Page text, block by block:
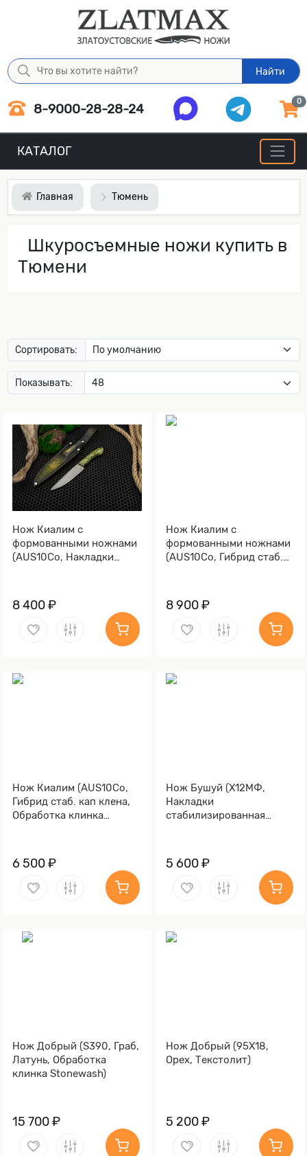
Найти
8-9000-28-28-24 0
КАТАЛОГ
Главная Тюмень
Шкуросъемные ножи купить в
Тюмени
Сортировать:
Показывать:
Нож Киалим с
формованными ножнами
(AUS10Co, Накладки
Обработка клинка
Stonewash)
8 400 ₽
Нож Киалим с
формованными ножнами
(AUS10Co, Гибрид стаб.
8 900 ₽
Нож Киалим (AUS10Co,
Гибрид стаб. кап клена,
Обработка клинка
6 500 ₽
Нож Бушуй (Х12МФ,
Накладки
стабилизированная
5 600 ₽
Нож Добрый (S390, Граб,
Латунь, Обработка
клинка Stonewash)
15 700 ₽
Нож Добрый (95Х18,
Орех, Текстолит)
5 200 ₽